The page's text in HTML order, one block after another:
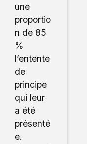
une
proportio
n de 85
%
l’entente
de
principe
qui leur
a été
présenté
e.